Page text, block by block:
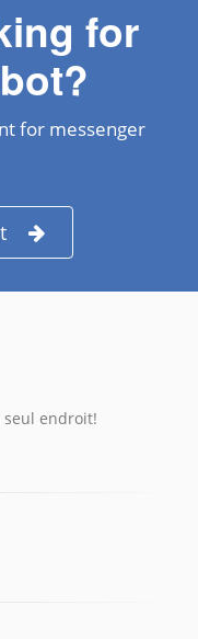
for
for messenger
seul endroit!